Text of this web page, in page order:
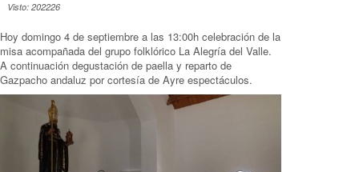
Visto: 202226
Hoy domingo 4 de septiembre a las 13:00h celebración de la
misa acompañada del grupo folklórico La Alegría del Valle.
A continuación degustación de paella y reparto de
Gazpacho andaluz por cortesía de Ayre espectáculos.